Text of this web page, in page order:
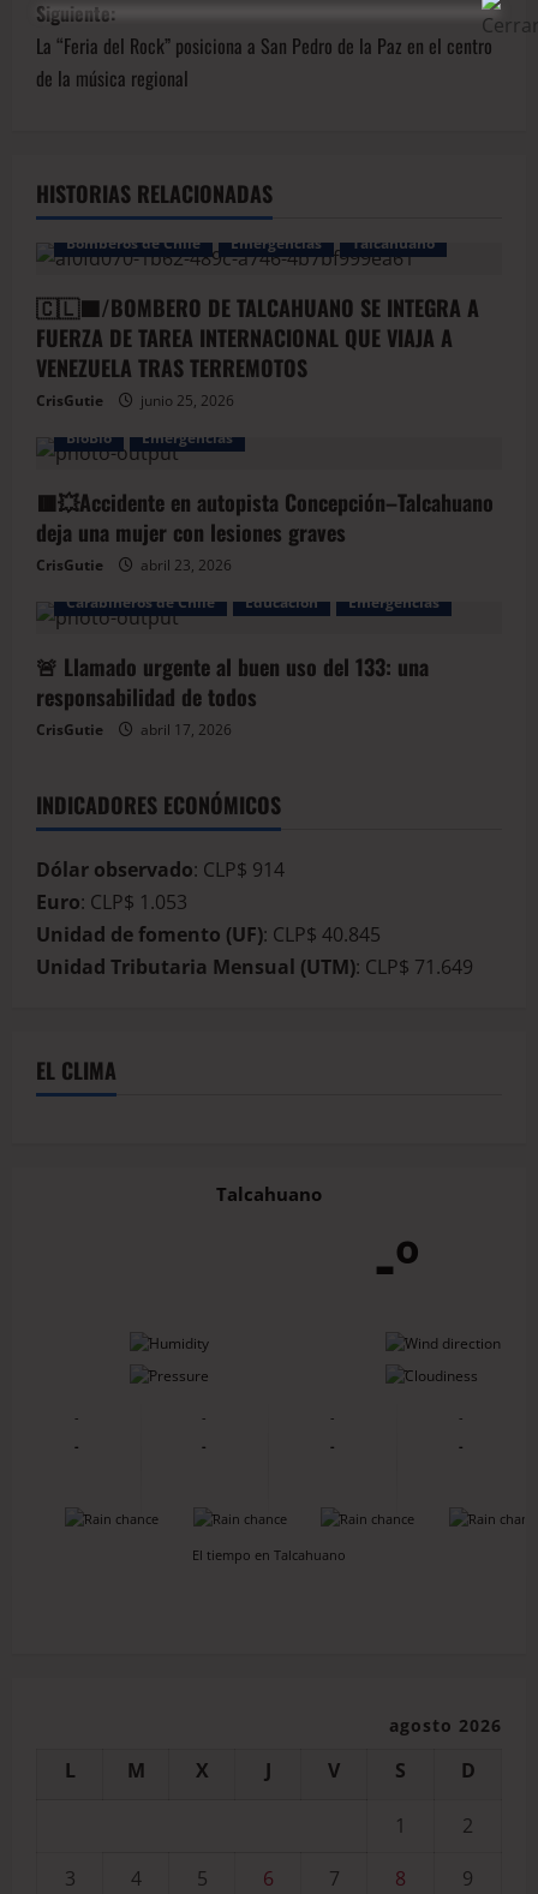
Siguiente:
La “Feria del Rock” posiciona a San Pedro de la Paz en el centro
de la música regional
HISTORIAS RELACIONADAS
Bomberos de Chile Emergencias Talcahuano
🇨🇱🟦/BOMBERO DE TALCAHUANO SE INTEGRA A
FUERZA DE TAREA INTERNACIONAL QUE VIAJA A
VENEZUELA TRAS TERREMOTOS
CrisGutie
junio 25, 2026
BioBio
Emergencias
🟥💥Accidente en autopista Concepción–Talcahuano
deja una mujer con lesiones graves
CrisGutie
abril 23, 2026
Carabineros de Chile
Educación Emergencias
🚨 Llamado urgente al buen uso del 133: una
responsabilidad de todos
CrisGutie abril 17, 2026
INDICADORES ECONÓMICOS
Dólar observado: CLP$ 914
Euro: CLP$ 1.053
Unidad de fomento (UF): CLP$ 40.845
Unidad Tributaria Mensual (UTM): CLP$ 71.649
EL CLIMA
Talcahuano
-º
-
-
-
-
-
-
-
-
-
-
-
-
-
-
-
-
El tiempo en Talcahuano
agosto 2026
L M X J V S D
1
2
3
4 5 6 7 8
9